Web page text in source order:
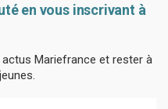
en vous inscrivant à
Mariefrance et rester à